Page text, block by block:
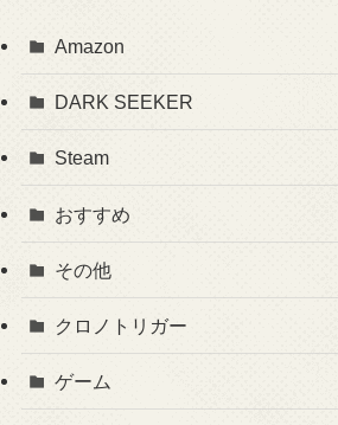
Amazon
DARK SEEKER
Steam
おすすめ
その他
クロノトリガー
ゲーム